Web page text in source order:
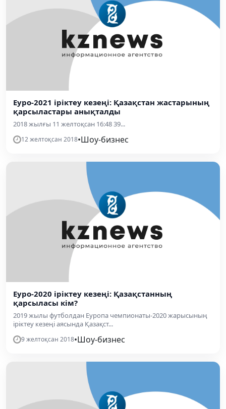
Еуро-2021 іріктеу кезеңі: Қазақстан жастарының
қарсыластары анықталды
2018 жылғы 11 желтоқсан 16:48 39...
12 желтоқсан 2018•Шоу-бизнес
Еуро-2020 іріктеу кезеңі: Қазақстанның
қарсыласы кім?
2019 жылы футболдан Еуропа чемпионаты-2020 жарысының
іріктеу кезеңі аясында Қазақст...
9 желтоқсан 2018•Шоу-бизнес